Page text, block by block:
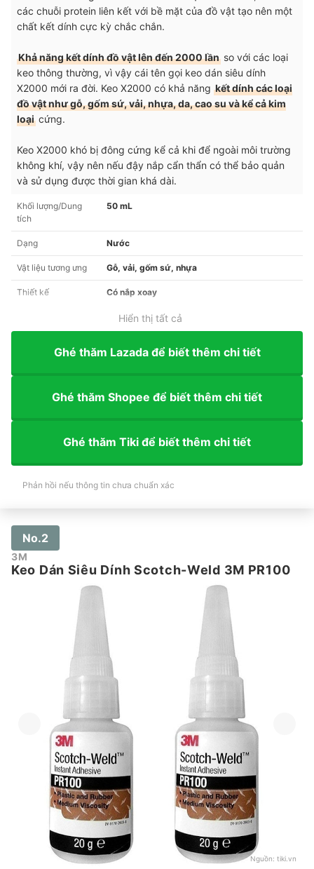
các chuỗi protein liên kết với bề mặt của đồ vật tạo nên một
chất kết dính cực kỳ chắc chắn.
Khả năng kết dính đồ vật lên đến 2000 lần so với các loại
keo thông thường, vì vậy cái tên gọi keo dán siêu dính
X2000 mới ra đời. Keo X2000 có khả năng kết dính các loại
đồ vật như gỗ, gốm sứ, vải, nhựa, da, cao su và kể cả kim
loại cứng.
Keo X2000 khó bị đông cứng kể cả khi để ngoài môi trường
không khí, vậy nên nếu đậy nắp cẩn thẩn có thể bảo quản
và sử dụng được thời gian khá dài.
Khối lượng/Dung
tích
50 mL
Dạng Nước
Vật liệu tương ưng Gỗ, vải, gốm sứ, nhựa
Thiết kế Có nắp xoay
Hiển thị tất cả
Ghé thăm Lazada để biết thêm chi tiết
Ghé thăm Shopee để biết thêm chi tiết
Ghé thăm Tiki để biết thêm chi tiết
Phản hồi nếu thông tin chưa chuẩn xác
No.2
3M
Keo Dán Siêu Dính Scotch-Weld 3M PR100
Nguồn: tiki.vn